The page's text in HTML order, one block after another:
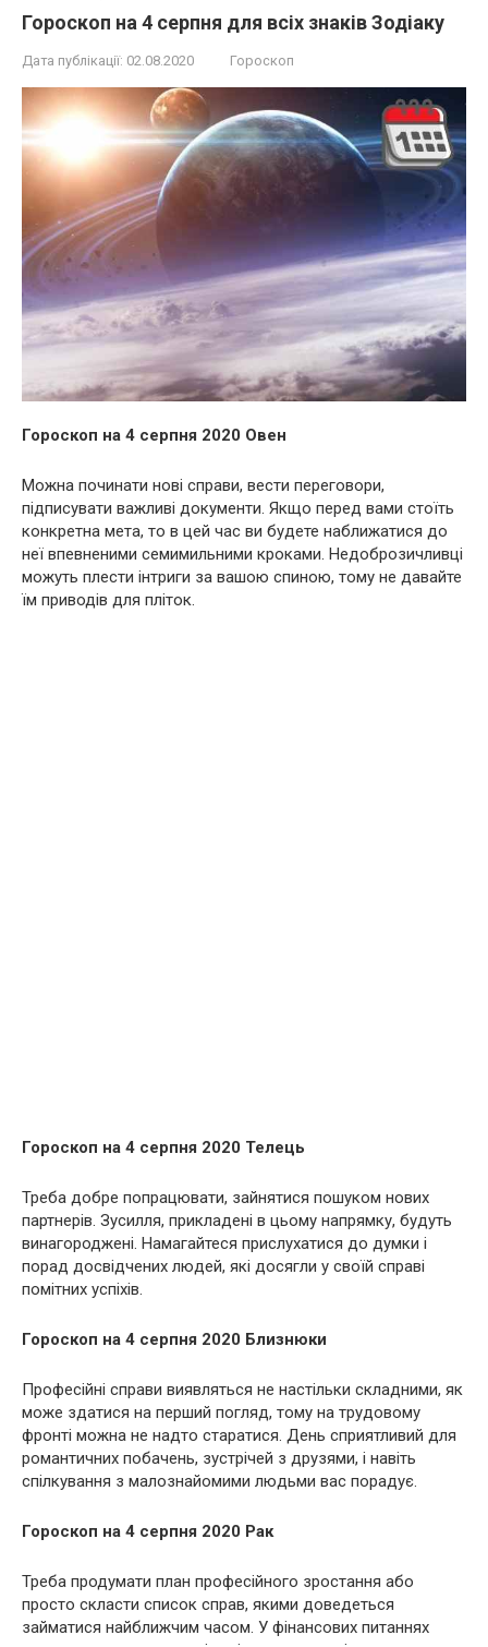
Гороскоп на 4 серпня для всіх знаків Зодіаку
Дата публікації: 02.08.2020 Гороскоп
Гороскоп на 4 серпня 2020 Овен
Можна починати нові справи, вести переговори,
підписувати важливі документи. Якщо перед вами стоїть
конкретна мета, то в цей час ви будете наближатися до
неї впевненими семимильними кроками. Недоброзичливці
можуть плести інтриги за вашою спиною, тому не давайте
їм приводів для пліток.
Гороскоп на 4 серпня 2020 Телець
Треба добре попрацювати, зайнятися пошуком нових
партнерів. Зусилля, прикладені в цьому напрямку, будуть
винагороджені. Намагайтеся прислухатися до думки і
порад досвідчених людей, які досягли у своїй справі
помітних успіхів.
Гороскоп на 4 серпня 2020 Близнюки
Професійні справи виявляться не настільки складними, як
може здатися на перший погляд, тому на трудовому
фронті можна не надто старатися. День сприятливий для
романтичних побачень, зустрічей з друзями, і навіть
спілкування з малознайомими людьми вас порадує.
Гороскоп на 4 серпня 2020 Рак
Треба продумати план професійного зростання або
просто скласти список справ, якими доведеться
займатися найближчим часом. У фінансових питаннях